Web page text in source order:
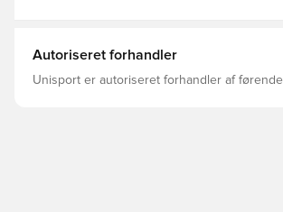
Autoriseret forhandler
Unisport er autoriseret forhandler af